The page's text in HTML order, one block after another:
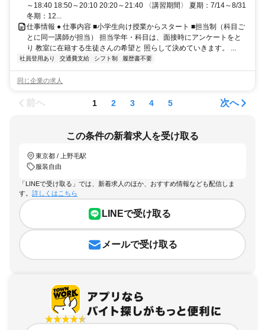
～18:40 18:50～20:10 20:20～21:40 〈講習期間〉 夏期：7/14～8/31
冬期：12...
仕事情報 ● 仕事内容 ■小学生向け授業からスタート ■担当制（科目ご
とに同一講師が担当） 担当学年・科目は、面接時にアンケートをと
り 教室に在籍する生徒さんの希望と 照らして決めていきます。 ...
社員登用あり 交通費支給 シフト制 履歴書不要
同じ企業の求人
前へ 1 2 3 4 5 次へ
この条件の新着求人を受け取る
東京都 / 上野毛駅
服装自由
「LINEで受け取る」では、新着求人のほか、おすすめ情報なども配信しま
す。 詳しくはこちら
LINEで受け取る
メールで受け取る